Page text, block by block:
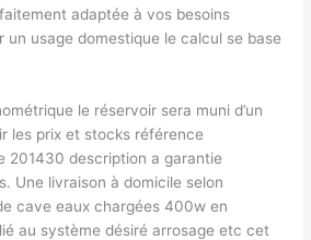
adaptée à vos besoins
un usage domestique le calcul se base
le réservoir sera muni d’un
les prix et stocks référence
201430 description a garantie
Une livraison à domicile selon
cave eaux chargées 400w en
au système désiré arrosage etc cet